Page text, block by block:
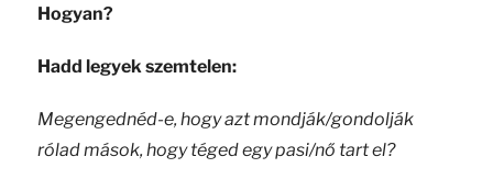
Hogyan?
Hadd legyek szemtelen:
Megengednéd-e, hogy azt mondják/gondolják
rólad mások, hogy téged egy pasi/nő tart el?